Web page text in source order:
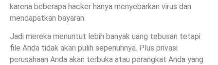
karena beberapa hacker hanya menyebarkan virus dan
mendapatkan bayaran.
Jadi mereka menuntut lebih banyak uang tebusan tetapi
file Anda tidak akan pulih sepenuhnya. Plus privasi
perusahaan Anda akan terbuka atau perangkat Anda yang